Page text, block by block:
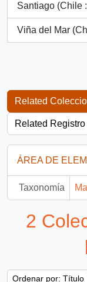
Santiago (Chile
, 1 resultados
Viña del Mar
, 1 resultados
Related
Related
ÁREA DE
Taxonomía
2
Ordenar por: Título